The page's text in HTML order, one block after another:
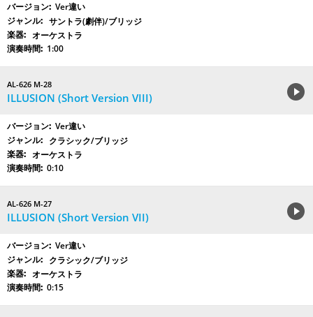
Ver違い
サントラ(劇伴)/ブリッジ
オーケストラ
1:00
AL-626 M-28
ILLUSION (Short Version VIII)
Ver違い
クラシック/ブリッジ
オーケストラ
0:10
AL-626 M-27
ILLUSION (Short Version VII)
Ver違い
クラシック/ブリッジ
オーケストラ
0:15